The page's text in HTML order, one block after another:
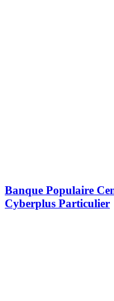
Banque Populaire
Cyberplus Particulier